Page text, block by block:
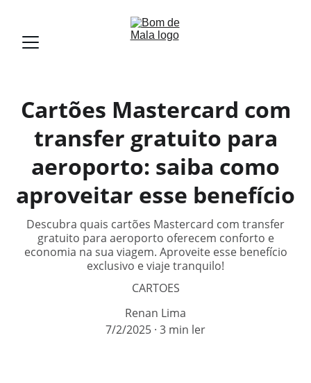
Cartões Mastercard com
transfer gratuito para
aeroporto: saiba como
aproveitar esse benefício
Descubra quais cartões Mastercard com transfer
gratuito para aeroporto oferecem conforto e
economia na sua viagem. Aproveite esse benefício
exclusivo e viaje tranquilo!
CARTOES
Renan Lima
7/2/2025 3 min ler